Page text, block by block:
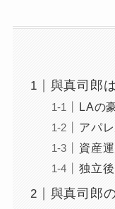
與真司郎
LAの
アパ
資産
独立
與真司郎